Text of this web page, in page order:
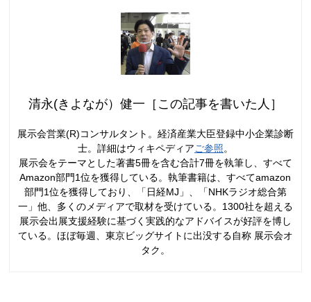
清永(きよなが）健一［この記事を書いた人］
展示会営業(R)コンサルタント。経済産業大臣登録中小企業診断
士。詳細はウィキペディアご参照。
展示会をテーマとした著書5冊を含む合計7冊を執筆し、すべて
Amazon部門1位を獲得している。執筆書籍は、すべてamazon
部門1位を獲得しており、「日経MJ」、「NHKラジオ総合第
一」他、多くのメディアで取材を受けている。1300社を超える
展示会出展支援経験に基づく実践的なアドバイスが好評を博し
ている。ほぼ毎週、東京ビッグサイトに出没する自称 展示会オ
タク。